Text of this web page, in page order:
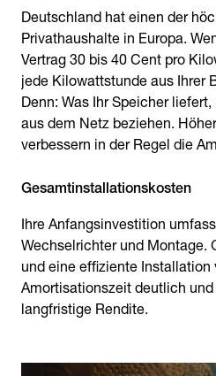
Deutschland hat einen der
Privathaushalte in Europa.
Vertrag 30 bis 40 Cent pro
jede Kilowattstunde aus Ihrer
Denn: Was Ihr Speicher
aus dem Netz beziehen.
verbessern in der Regel die
Gesamtinstallationskosten
Ihre Anfangsinvestition
Wechselrichter und Montage.
und eine effiziente Installation
Amortisationszeit deutlich
langfristige Rendite.